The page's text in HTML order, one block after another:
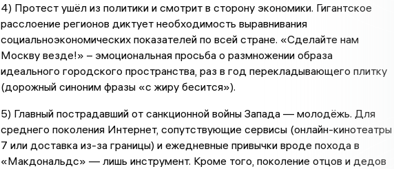
4) Протест ушёл из политики и смотрит в сторону экономики. Гигантское
расслоение регионов диктует необходимость выравнивания
социальноэкономических показателей по всей стране. «Сделайте нам
Москву везде!» – эмоциональная просьба о размножении образа
идеального городского пространства, раз в год перекладывающего плитку
(дорожный синоним фразы «с жиру бесится»).
5) Главный пострадавший от санкционной войны Запада — молодёжь. Для
среднего поколения Интернет, сопутствующие сервисы (онлайн-кинотеатры
7 или доставка из-за границы) и ежедневные привычки вроде похода в
«Макдональдс» — лишь инструмент. Кроме того, поколение отцов и дедов